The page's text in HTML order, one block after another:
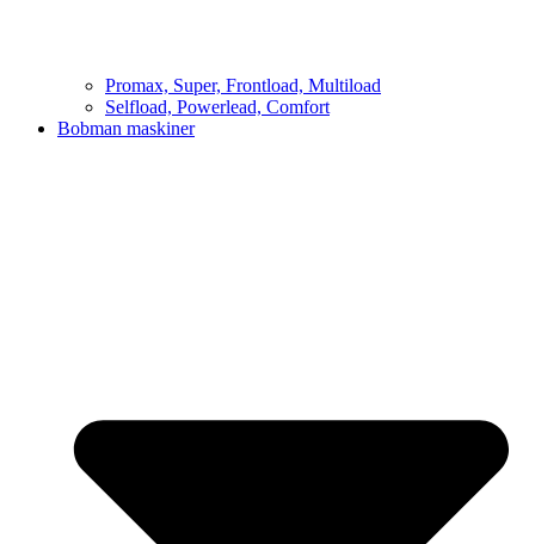
Promax, Super, Frontload, Multiload
Selfload, Powerlead, Comfort
Bobman maskiner